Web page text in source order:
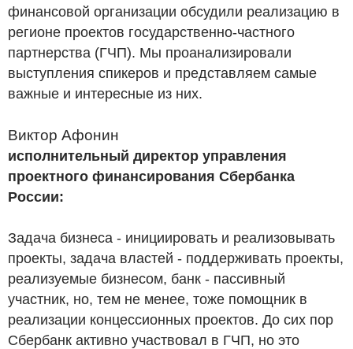
финансовой организации обсудили реализацию в
регионе проектов государственно-частного
партнерства (ГЧП). Мы проанализировали
выступления спикеров и представляем самые
важные и интересные из них.
Виктор Афонин
исполнительный директор управления
проектного финансирования Сбербанка
России:
Задача бизнеса - инициировать и реализовывать
проекты, задача властей - поддерживать проекты,
реализуемые бизнесом, банк - пассивный
участник, но, тем не менее, тоже помощник в
реализации концессионных проектов. До сих пор
Сбербанк активно участвовал в ГЧП, но это